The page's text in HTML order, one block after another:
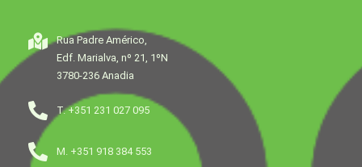
Rua Padre Américo,
Edf. Marialva, nº 21, 1ºN
3780-236 Anadia
T. +351 231 027 095
M. +351 918 384 553